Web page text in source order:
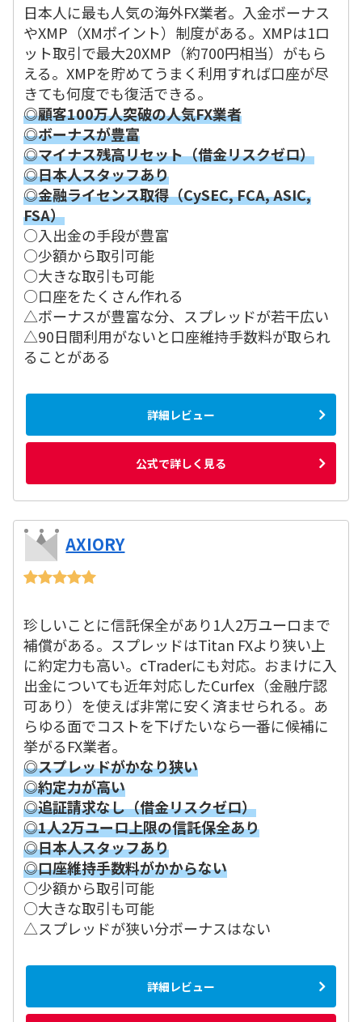
日本人に最も人気の海外FX業者。入金ボーナス
やXMP（XMポイント）制度がある。XMPは1ロ
ット取引で最大20XMP（約700円相当）がもら
える。XMPを貯めてうまく利用すれば口座が尽
きても何度でも復活できる。
◎顧客100万人突破の人気FX業者
◎ボーナスが豊富
◎マイナス残高リセット（借金リスクゼロ）
◎日本人スタッフあり
◎金融ライセンス取得（CySEC, FCA, ASIC,
FSA）
○入出金の手段が豊富
○少額から取引可能
○大きな取引も可能
○口座をたくさん作れる
△ボーナスが豊富な分、スプレッドが若干広い
△90日間利用がないと口座維持手数料が取られ
ることがある
詳細レビュー
公式で詳しく見る
AXIORY
珍しいことに信託保全があり1人2万ユーロまで
補償がある。スプレッドはTitan FXより狭い上
に約定力も高い。cTraderにも対応。おまけに入
出金についても近年対応したCurfex（金融庁認
可あり）を使えば非常に安く済ませられる。あ
らゆる面でコストを下げたいなら一番に候補に
挙がるFX業者。
◎スプレッドがかなり狭い
◎約定力が高い
◎追証請求なし（借金リスクゼロ）
◎1人2万ユーロ上限の信託保全あり
◎日本人スタッフあり
◎口座維持手数料がかからない
○少額から取引可能
○大きな取引も可能
△スプレッドが狭い分ボーナスはない
詳細レビュー